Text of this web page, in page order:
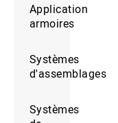
Application
armoires
Systèmes
d'assemblages
Systèmes